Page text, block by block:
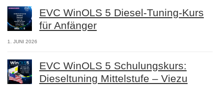
EVC WinOLS 5 Diesel-Tuning-Kurs
für Anfänger
1. JUNI 2026
EVC WinOLS 5 Schulungskurs:
Dieseltuning Mittelstufe – Viezu